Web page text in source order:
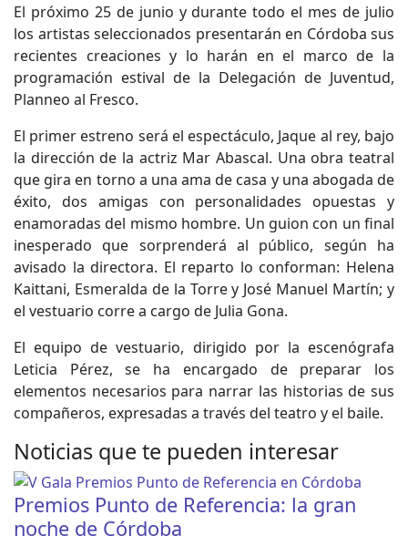
El próximo 25 de junio y durante todo el mes de julio
los artistas seleccionados presentarán en Córdoba sus
recientes creaciones y lo harán en el marco de la
programación estival de la Delegación de Juventud,
Planneo al Fresco.
El primer estreno será el espectáculo, Jaque al rey, bajo
la dirección de la actriz Mar Abascal. Una obra teatral
que gira en torno a una ama de casa y una abogada de
éxito, dos amigas con personalidades opuestas y
enamoradas del mismo hombre. Un guion con un final
inesperado que sorprenderá al público, según ha
avisado la directora. El reparto lo conforman: Helena
Kaittani, Esmeralda de la Torre y José Manuel Martín; y
el vestuario corre a cargo de Julia Gona.
El equipo de vestuario, dirigido por la escenógrafa
Leticia Pérez, se ha encargado de preparar los
elementos necesarios para narrar las historias de sus
compañeros, expresadas a través del teatro y el baile.
Noticias que te pueden interesar
Premios Punto de Referencia: la gran
noche de Córdoba